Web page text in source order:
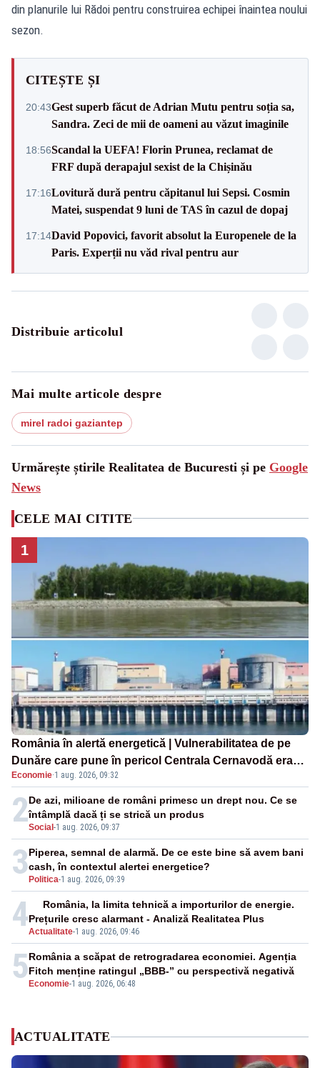
din planurile lui Rădoi pentru construirea echipei înaintea noului
sezon.
CITEȘTE ȘI
20:43Gest superb făcut de Adrian Mutu pentru soția sa,
Sandra. Zeci de mii de oameni au văzut imaginile
18:56Scandal la UEFA! Florin Prunea, reclamat de
FRF după derapajul sexist de la Chișinău
17:16Lovitură dură pentru căpitanul lui Sepsi. Cosmin
Matei, suspendat 9 luni de TAS în cazul de dopaj
17:14David Popovici, favorit absolut la Europenele de la
Paris. Experții nu văd rival pentru aur
Distribuie articolul
Mai multe articole despre
mirel radoi gaziantep
Urmărește știrile Realitatea de Bucuresti și pe Google
News
CELE MAI CITITE
1
România în alertă energetică | Vulnerabilitatea de pe
Dunăre care pune în pericol Centrala Cernavodă era
cunoscută de pe vremea lui Ceaușescu
Economie·1 aug. 2026, 09:32
2Social -1 aug. 2026, 09:37
De azi, milioane de români primesc un drept nou. Ce se
întâmplă dacă ți se strică un produs
3 Politica-1 aug. 2026, 09:39
Piperea, semnal de alarmă. De ce este bine să avem bani
cash, în contextul alertei energetice?
4Actualitate-1 aug. 2026, 09:46
România, la limita tehnică a importurilor de energie.
Prețurile cresc alarmant - Analiză Realitatea Plus
5 Economie-1 aug. 2026, 06:48
România a scăpat de retrogradarea economiei. Agenția
Fitch menține ratingul „BBB-” cu perspectivă negativă
ACTUALITATE